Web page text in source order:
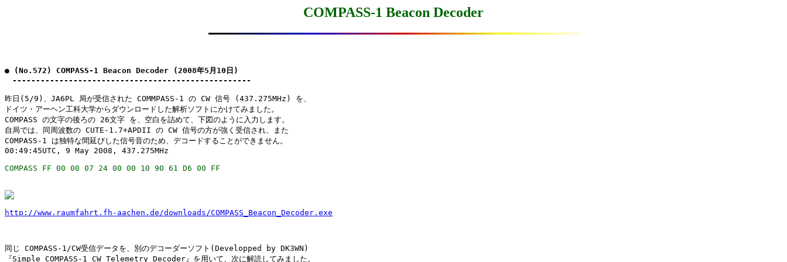
COMPASS-1 Beacon Decoder
● (No.572) COMPASS-1 Beacon Decoder (2008年5月10日)
---------------------------------------------------
昨日(5/9)、JA6PL 局が受信された COMMPASS-1 の CW 信号 (437.275MHz) を、
ドイツ・アーヘン工科大学からダウンロードした解析ソフトにかけてみました。
COMPASS の文字の後ろの 26文字 を、空白を詰めて、下図のように入力します。
自局では、同周波数の CUTE-1.7+APDII の CW 信号の方が強く受信され、また
COMPASS-1 は独特な間延びした信号音のため、デコードすることができません。
00:49:45UTC, 9 May 2008, 437.275MHz
http://www.raumfahrt.fh-aachen.de/downloads/COMPASS_Beacon_Decoder.exe
同じ COMPASS-1/CW受信データを、別のデコーダーソフト(Developped by DK3WN)
『Simple COMPASS-1 CW Telemetry Decoder』を用いて、次に解読してみました。